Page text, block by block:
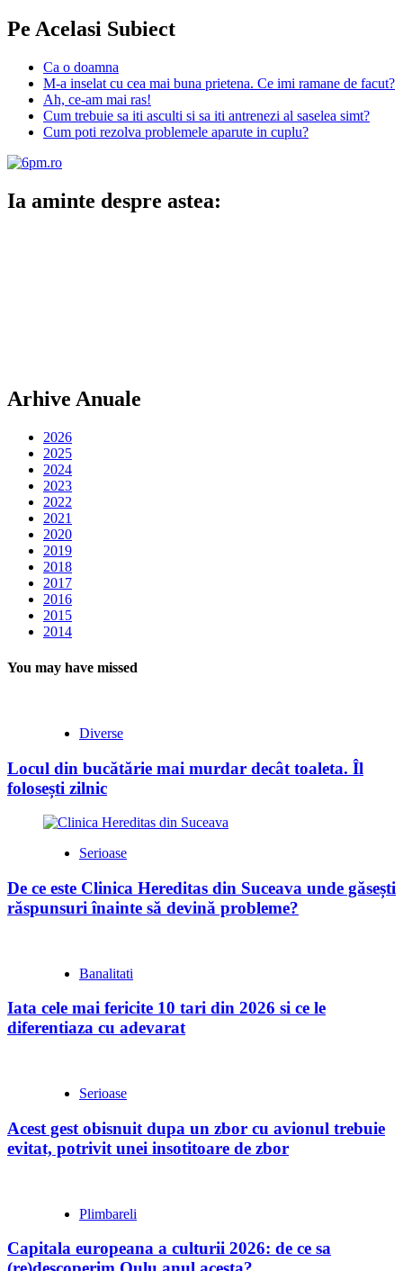
Pe Acelasi Subiect
Ca o doamna
M-a inselat cu cea mai buna prietena. Ce imi ramane de facut?
Ah, ce-am mai ras!
Cum trebuie sa iti asculti si sa iti antrenezi al saselea simt?
Cum poti rezolva problemele aparute in cuplu?
Ia aminte despre astea:
Arhive Anuale
2026
2025
2024
2023
2022
2021
2020
2019
2018
2017
2016
2015
2014
You may have missed
Diverse
Locul din bucătărie mai murdar decât toaleta. Îl
folosești zilnic
Serioase
De ce este Clinica Hereditas din Suceava unde găsești
răspunsuri înainte să devină probleme?
Banalitati
Iata cele mai fericite 10 tari din 2026 si ce le
diferentiaza cu adevarat
Serioase
Acest gest obisnuit dupa un zbor cu avionul trebuie
evitat, potrivit unei insotitoare de zbor
Plimbareli
Capitala europeana a culturii 2026: de ce sa